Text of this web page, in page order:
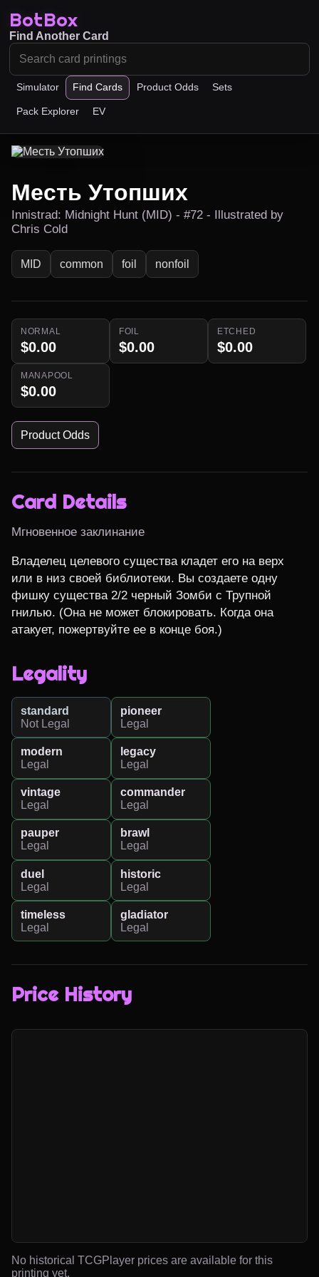
BotBox
Simulator Find Cards Product Odds Sets
Pack Explorer EV
Find Another Card
Месть Утопших
Innistrad: Midnight Hunt (MID) - #72 - Illustrated by
Chris Cold
MID common foil nonfoil
NORMAL
$0.00
FOIL
$0.00
ETCHED
$0.00
MANAPOOL
$0.00
Product Odds
Card Details
Мгновенное заклинание
Владелец целевого существа кладет его на верх
или в низ своей библиотеки. Вы создаете одну
фишку существа 2/2 черный Зомби с Трупной
гнилью. (Она не может блокировать. Когда она
атакует, пожертвуйте ее в конце боя.)
Legality
standard
Not Legal
pioneer
Legal
modern
Legal
legacy
Legal
vintage
Legal
commander
Legal
pauper
Legal
brawl
Legal
duel
Legal
historic
Legal
timeless
Legal
gladiator
Legal
Price History
No historical TCGPlayer prices are available for this
printing yet.